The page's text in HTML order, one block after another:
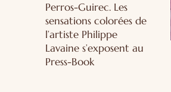
Perros-Guirec. Les
sensations colorées de
l’artiste Philippe
Lavaine s’exposent au
Press-Book